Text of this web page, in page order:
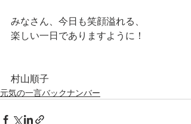
みなさん、今日も笑顔溢れる、
楽しい一日でありますように！
村山順子
元気の一言バックナンバー